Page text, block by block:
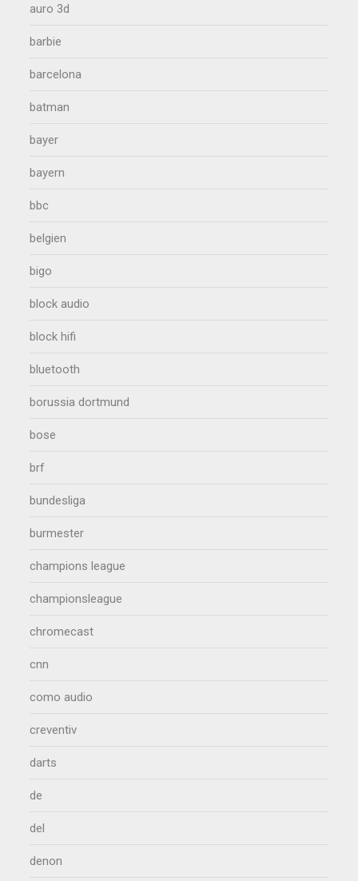
auro 3d
barbie
barcelona
batman
bayer
bayern
bbc
belgien
bigo
block audio
block hifi
bluetooth
borussia dortmund
bose
brf
bundesliga
burmester
champions league
championsleague
chromecast
cnn
como audio
creventiv
darts
de
del
denon